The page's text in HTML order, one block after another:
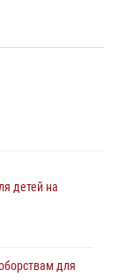
детей на
для